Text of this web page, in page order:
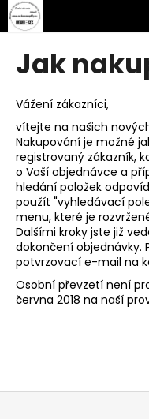
Przejść
do
treści
Jak
Vážení zákazníci,
vítejte na našich
Nakupování je možné
registrovaný zákazník,
o Vaší objednávce a
hledání položek
použít "vyhledávací
menu, které je
Dalšími kroky jste již
dokončení objednávky.
potvrzovací e-mail na
Osobní převzetí není
června 2018 na naší
K
o
powrotem
powrotem
z
e
g
o
s
z
u
k
a
s
z
S